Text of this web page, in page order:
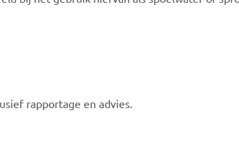
rapportage en advies.